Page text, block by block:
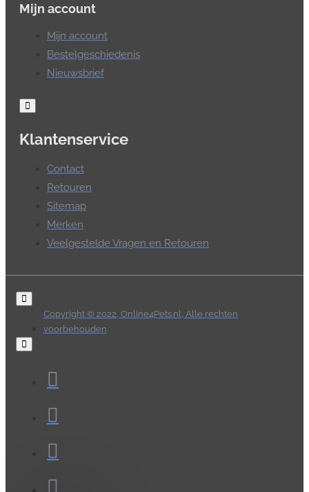
Mijn account
Mijn account
Bestelgeschiedenis
Nieuwsbrief
Klantenservice
Contact
Retouren
Sitemap
Merken
Veelgestelde Vragen en Retouren
Copyright © 2022, Online4Pets.nl, Alle rechten
voorbehouden